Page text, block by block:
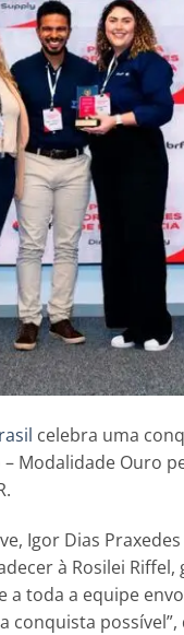
celebra uma
Modalidade Ouro
Igor Dias
à Rosilei
a toda a equipe
conquista possível”,